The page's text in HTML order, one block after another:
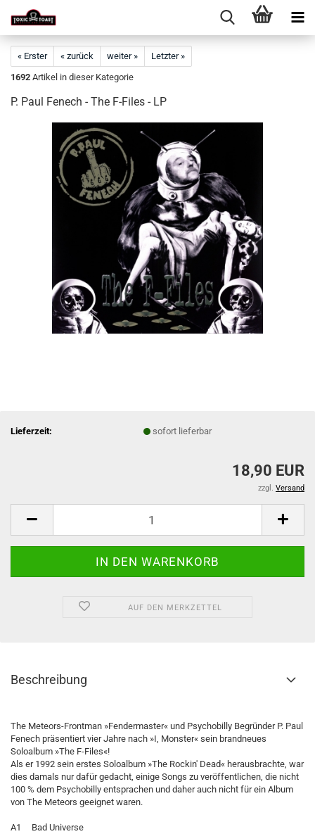
« Erster « zurück weiter »
Letzter »
1692 Artikel in dieser Kategorie
P. Paul Fenech - The F-Files - LP
Lieferzeit: sofort lieferbar
18,90 EUR
zzgl. Versand
AUF DEN MERKZETTEL
Beschreibung
The Meteors-Frontman »Fendermaster« und Psychobilly Begründer P. Paul
Fenech präsentiert vier Jahre nach »I, Monster« sein brandneues
Soloalbum »The F-Files«!
Als er 1992 sein erstes Soloalbum »The Rockin' Dead« herausbrachte, war
dies damals nur dafür gedacht, einige Songs zu veröffentlichen, die nicht
100 % dem Psychobilly entsprachen und daher auch nicht für ein Album
von The Meteors geeignet waren.
A1 Bad Universe